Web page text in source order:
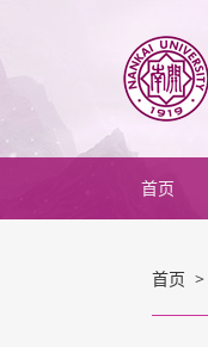
首页
首页 >